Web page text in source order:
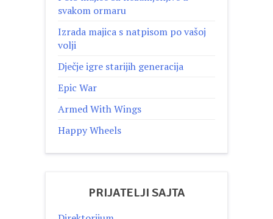
svakom ormaru
Izrada majica s natpisom po vašoj
volji
Dječje igre starijih generacija
Epic War
Armed With Wings
Happy Wheels
PRIJATELJI SAJTA